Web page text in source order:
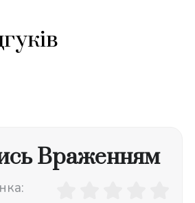
Враженням